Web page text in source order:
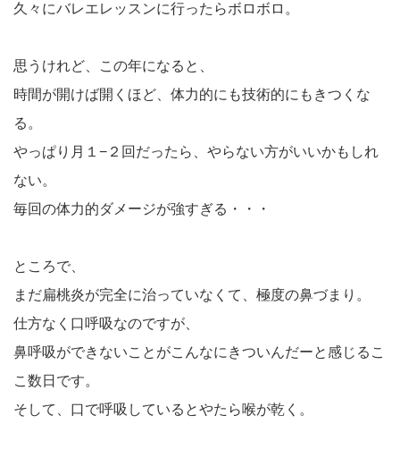
久々にバレエレッスンに行ったらボロボロ。
思うけれど、この年になると、
時間が開けば開くほど、体力的にも技術的にもきつくな
る。
やっぱり月１−２回だったら、やらない方がいいかもしれ
ない。
毎回の体力的ダメージが強すぎる・・・
ところで、
まだ扁桃炎が完全に治っていなくて、極度の鼻づまり。
仕方なく口呼吸なのですが、
鼻呼吸ができないことがこんなにきついんだーと感じるこ
こ数日です。
そして、口で呼吸しているとやたら喉が乾く。